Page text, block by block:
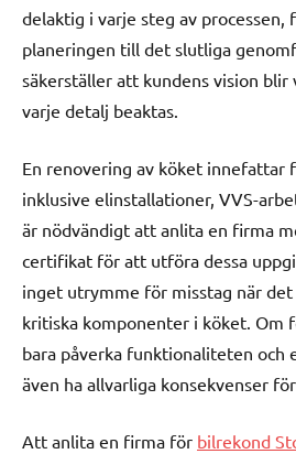
delaktig i varje steg av processen,
planeringen till det slutliga
säkerställer att kundens vision
varje detalj beaktas.
En renovering av köket innefattar
inklusive elinstallationer, VVS-
är nödvändigt att anlita en firma
certifikat för att utföra dessa
inget utrymme för misstag när
kritiska komponenter i köket. Om
bara påverka funktionaliteten och
även ha allvarliga konsekvenser
Att anlita en firma för bilrekond